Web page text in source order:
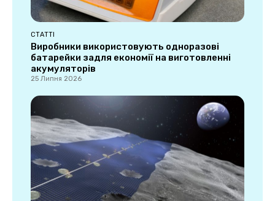
СТАТТІ
Виробники використовують одноразові
батарейки задля економії на виготовленні
акумуляторів
25 Липня 2026